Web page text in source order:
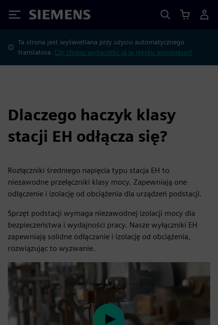
Siemens
Ta strona jest wyświetlana przy użyciu automatycznego
translatora. Czy chcesz wyświetlić ją w języku angielskim?
Dlaczego haczyk klasy
stacji EH odłącza się?
Rozłączniki średniego napięcia typu stacja EH to
niezawodne przełączniki klasy mocy. Zapewniają one
odłączenie i izolację od obciążenia dla urządzeń podstacji.
Sprzęt podstacji wymaga niezawodnej izolacji mocy dla
bezpieczeństwa i wydajności pracy. Nasze wyłączniki EH
zapewniają solidne odłączanie i izolację od obciążenia,
rozwiązując to wyzwanie.